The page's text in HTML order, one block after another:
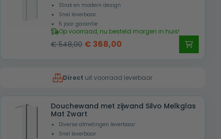
Strak en modern design
Snel leverbaar
5 jaar garantie
Op voorraad, nu besteld morgen in huis!
€548,00 Oorspronkelijke
€ 548,00.
€ 368,00
€ 368,00.
Direct uit voorraad leverbaar
Douchewand met zijwand Silvo Melkglas
Mat Zwart
Diverse afmetingen leverbaar
Snel leverbaar